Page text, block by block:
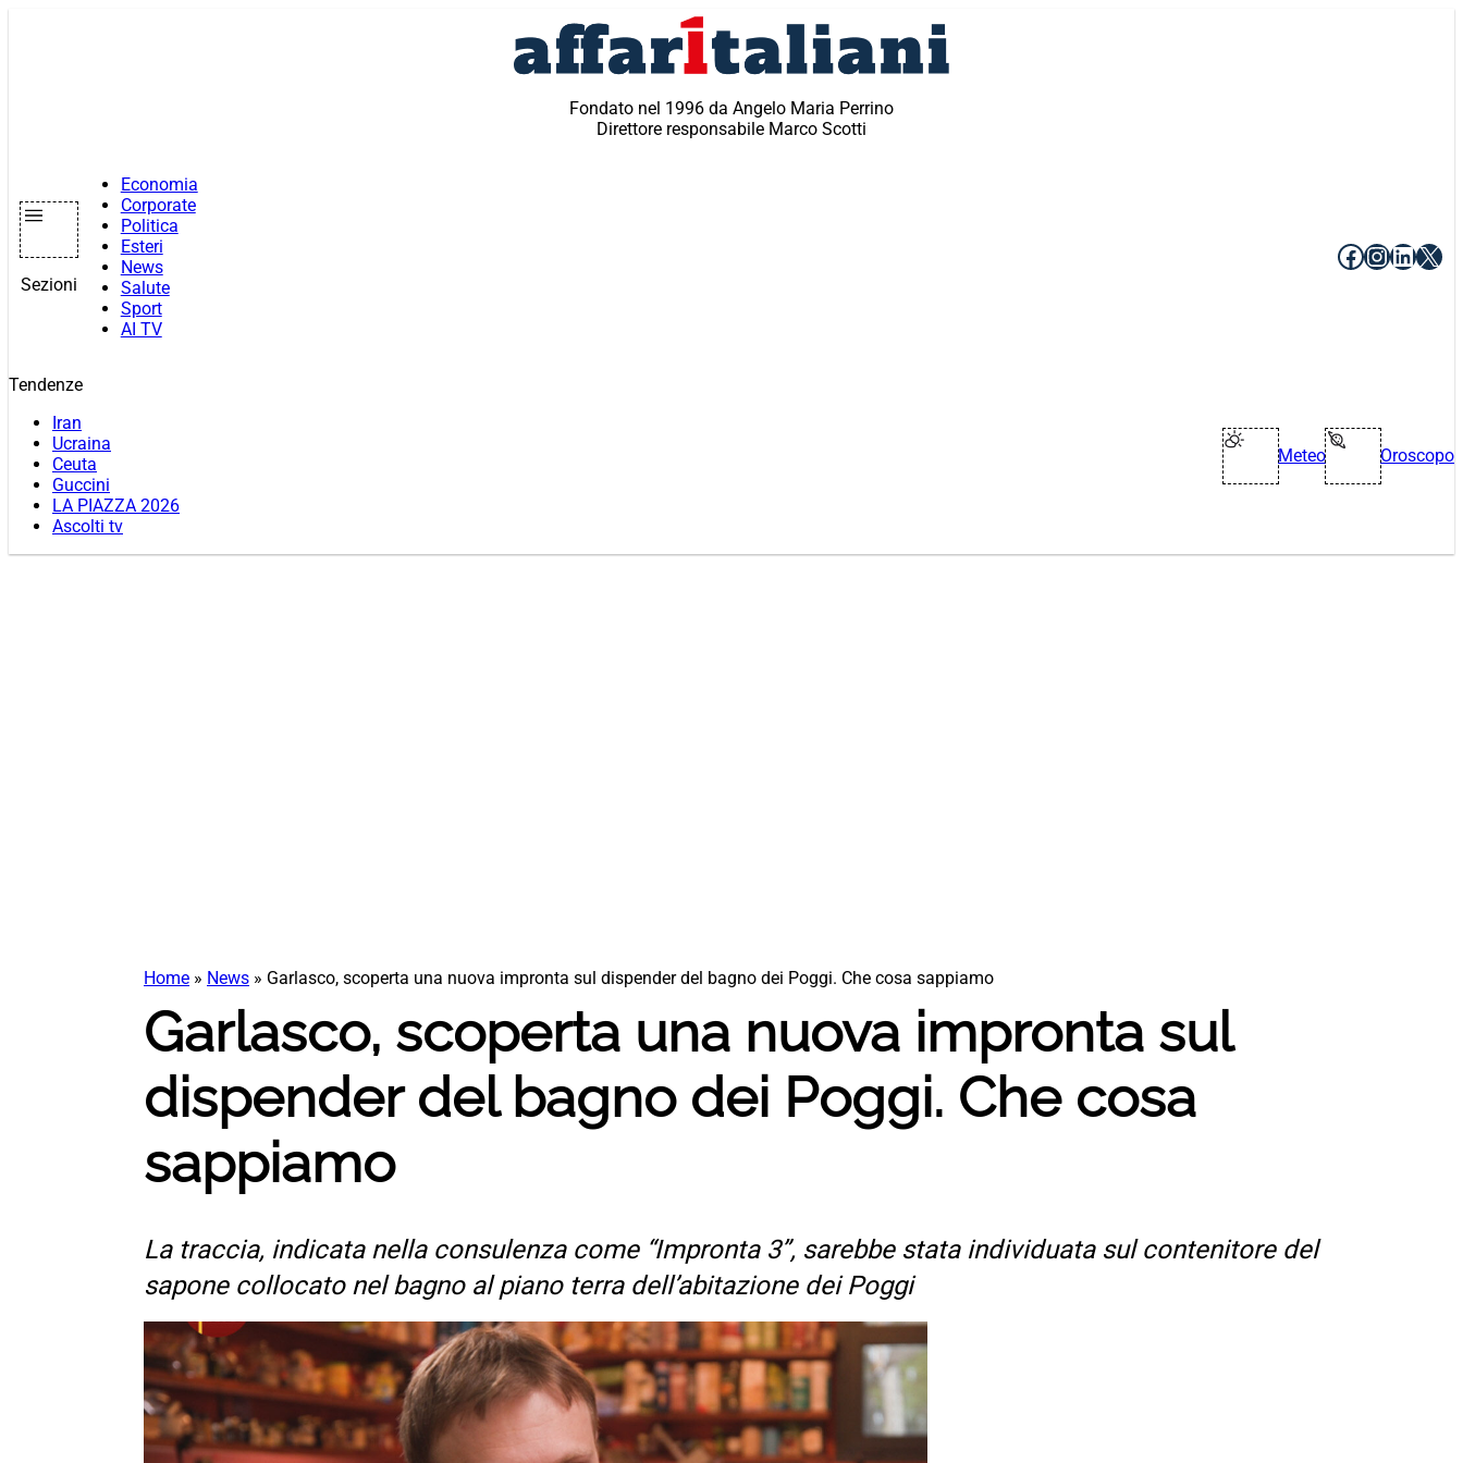
Fondato nel 1996 da Angelo Maria Perrino
Direttore responsabile Marco Scotti
Sezioni
Economia
Corporate
Politica
Esteri
News
Salute
Sport
AI TV
Facebook
X
Tendenze
Iran
Ucraina
Ceuta
Guccini
LA PIAZZA 2026
Ascolti tv
Meteo Oroscopo
Home » News » Garlasco, scoperta una nuova impronta sul dispender del bagno dei Poggi. Che cosa sappiamo
Garlasco, scoperta una nuova impronta sul
dispender del bagno dei Poggi. Che cosa
sappiamo
La traccia, indicata nella consulenza come “Impronta 3”, sarebbe stata individuata sul contenitore del
sapone collocato nel bagno al piano terra dell’abitazione dei Poggi